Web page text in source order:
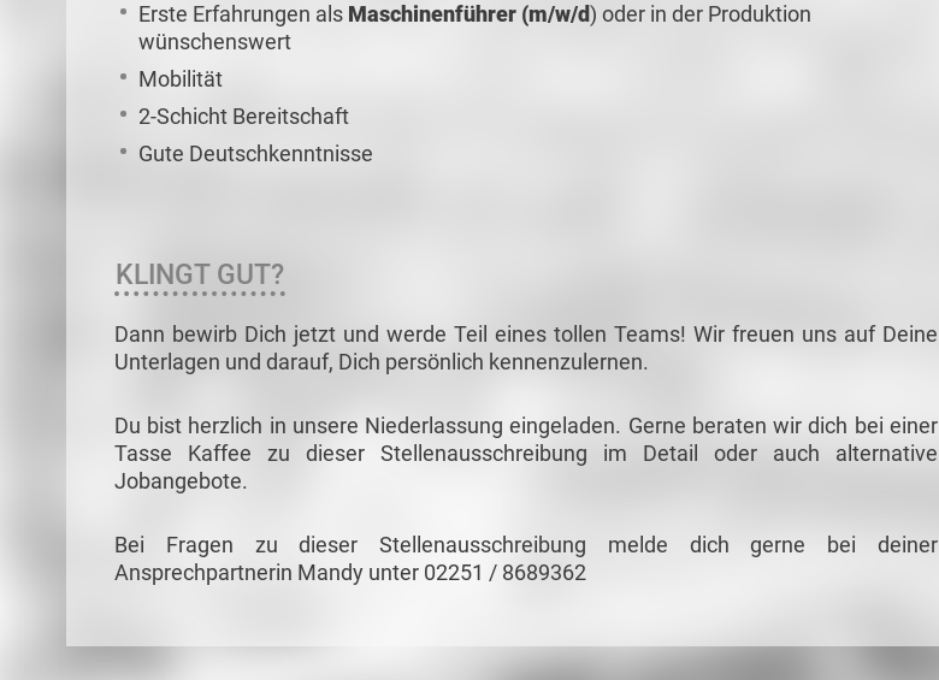
Erste Erfahrungen als Maschinenführer (m/w/d) oder in der Produktion
wünschenswert
Mobilität
2-Schicht Bereitschaft
Gute Deutschkenntnisse
KLINGT GUT?
Dann bewirb Dich jetzt und werde Teil eines tollen Teams! Wir freuen uns auf Deine
Unterlagen und darauf, Dich persönlich kennenzulernen.
Du bist herzlich in unsere Niederlassung eingeladen. Gerne beraten wir dich bei einer
Tasse Kaffee zu dieser Stellenausschreibung im Detail oder auch alternative
Jobangebote.
Bei Fragen zu dieser Stellenausschreibung melde dich gerne bei deiner
Ansprechpartnerin Mandy unter 02251 / 8689362